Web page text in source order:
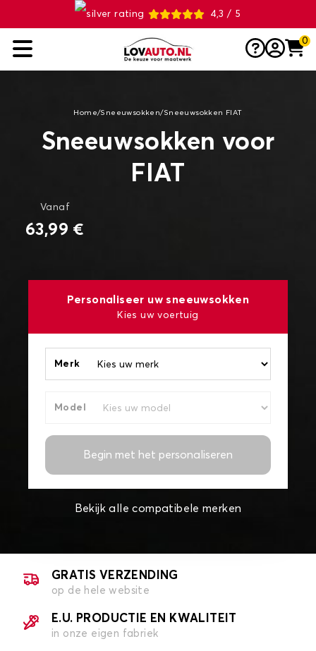
4,3 / 5
0
Home/Sneeuwsokken/Sneeuwsokken FIAT
Sneeuwsokken voor
FIAT
Vanaf
63,99 €
Personaliseer uw sneeuwsokken
Kies uw voertuig
Merk
Model
Begin met het personaliseren
Bekijk alle compatibele merken
GRATIS VERZENDING
op de hele website
E.U. PRODUCTIE EN KWALITEIT
in onze eigen fabriek